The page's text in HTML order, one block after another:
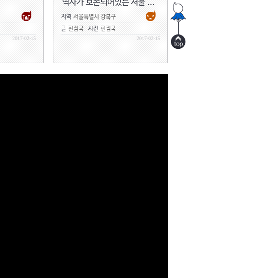
2017-02-15
역사가 보존되어있는 서울 ...
지역 서울특별시 강북구
글 편집국 사진 편집국
2017-02-15